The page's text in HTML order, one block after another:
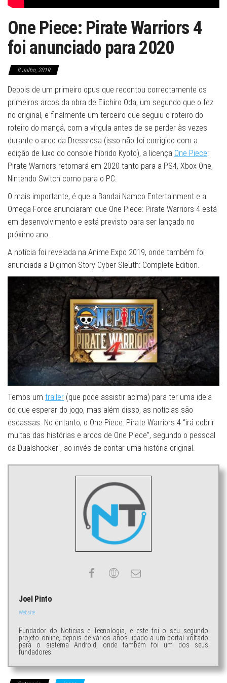
One Piece: Pirate Warriors 4
foi anunciado para 2020
8 Julho, 2019
Depois de um primeiro opus que recontou correctamente os
primeiros arcos da obra de Eiichiro Oda, um segundo que o fez
no original, e finalmente um terceiro que seguiu o roteiro do
roteiro do mangá, com a vírgula antes de se perder às vezes
durante o arco da Dressrosa (isso não foi corrigido com a
edição de luxo do console híbrido Kyoto), a licença One Piece:
Pirate Warriors retornará em 2020 tanto para a PS4, Xbox One,
Nintendo Switch como para o PC.
O mais importante, é que a Bandai Namco Entertainment e a
Omega Force anunciaram que One Piece: Pirate Warriors 4 está
em desenvolvimento e está previsto para ser lançado no
próximo ano.
A notícia foi revelada na Anime Expo 2019, onde também foi
anunciada a Digimon Story Cyber ​​Sleuth: Complete Edition.
Temos um trailer (que pode assistir acima) para ter uma ideia
do que esperar do jogo, mas além disso, as notícias são
escassas. No entanto, o One Piece: Pirate Warriors 4 “irá cobrir
muitas das histórias e arcos de One Piece”, segundo o pessoal
da Dualshocker , ao invés de contar uma história original.
Joel Pinto
Website
Fundador do Noticias e Tecnologia, e este foi o seu segundo
projeto online, depois de vários anos ligado a um portal voltado
para o sistema Android, onde também foi um dos seus
fundadores.